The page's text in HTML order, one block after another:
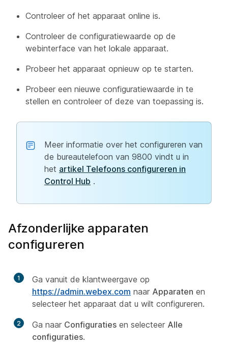
Controleer of het apparaat online is.
Controleer de configuratiewaarde op de
webinterface van het lokale apparaat.
Probeer het apparaat opnieuw op te starten.
Probeer een nieuwe configuratiewaarde in te
stellen en controleer of deze van toepassing is.
Meer informatie over het configureren van
de bureautelefoon van 9800 vindt u in
het artikel Telefoons configureren in
Control Hub .
Afzonderlijke apparaten
configureren
1
Ga vanuit de klantweergave op
https://admin.webex.com naar Apparaten en
selecteer het apparaat dat u wilt configureren.
2 Ga naar Configuraties en selecteer Alle
configuraties.